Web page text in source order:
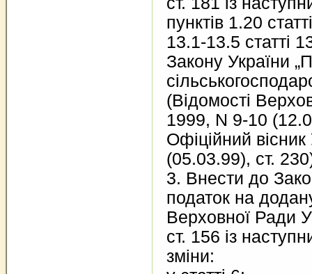
пунктів 1.20
13.1-13.5 статті
Закону України
(Відомості
1999, N 9-10
Офіційний
(05.03.99), ст.
3. Внести до
податок на
Верховної Ради
ст. 156 із
зміни: